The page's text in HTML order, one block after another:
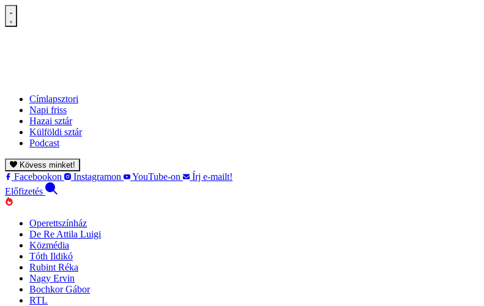
Címlapsztori
Napi friss
Hazai sztár
Külföldi sztár
Podcast
Kövess minket!
Facebookon Instagramon YouTube-on
Írj e-mailt!
Előfizetés
Operettszínház
De Re Attila Luigi
Közmédia
Tóth Ildikó
Rubint Réka
Nagy Ervin
Bochkor Gábor
RTL